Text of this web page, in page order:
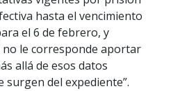
hasta el vencimiento
el 6 de febrero, y
no le corresponde aportar
allá de esos datos
surgen del expediente”.